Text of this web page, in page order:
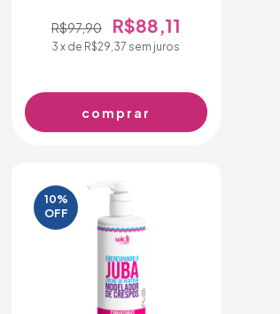
R$97,90 R$88,11
3 x de R$29,37 sem juros
10%
OFF